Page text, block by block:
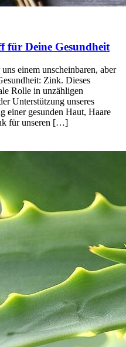
für Deine Gesundheit
einem unscheinbaren, aber
Zink. Dieses
Rolle in unzähligen
Unterstützung unseres
einer gesunden Haut, Haare
für unseren […]